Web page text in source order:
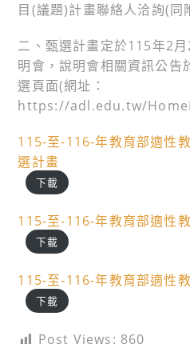
目(議題)計畫聯絡人洽詢(同
二、甄選計畫定於115年2
明會，說明會相關資訊公告
選頁面(網址：
https://adl.edu.tw/
115-至-116-年教育部適性
選計畫
下載
115-至-116-年教育部適性
下載
115-至-116-年教育部適性
下載
Post Views: 860